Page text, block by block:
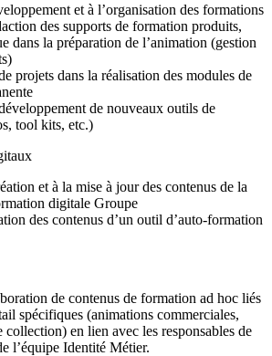
et à l’organisation des formations
des supports de formation produits,
dans la préparation de l’animation (gestion
projets dans la réalisation des modules de
de nouveaux outils de
tool kits, etc.)
et à la mise à jour des contenus de la
digitale Groupe
des contenus d’un outil d’auto-formation
de contenus de formation ad hoc liés
spécifiques (animations commerciales,
collection) en lien avec les responsables de
l’équipe Identité Métier.